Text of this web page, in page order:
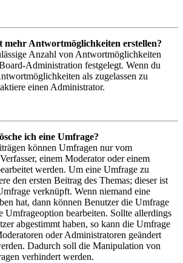
mehr Antwortmöglichkeiten erstellen?
Anzahl von Antwortmöglichkeiten
Administration festgelegt. Wenn du
als zugelassen zu
einen Administrator.
ich eine Umfrage?
können Umfragen nur vom
einem Moderator oder einem
werden. Um eine Umfrage zu
den ersten Beitrag des Themas; dieser ist
verknüpft. Wenn niemand eine
hat, dann können Benutzer die Umfrage
Umfrageoption bearbeiten. Sollte allerdings
abgestimmt haben, so kann die Umfrage
oder Administratoren geändert
Dadurch soll die Manipulation von
verhindert werden.